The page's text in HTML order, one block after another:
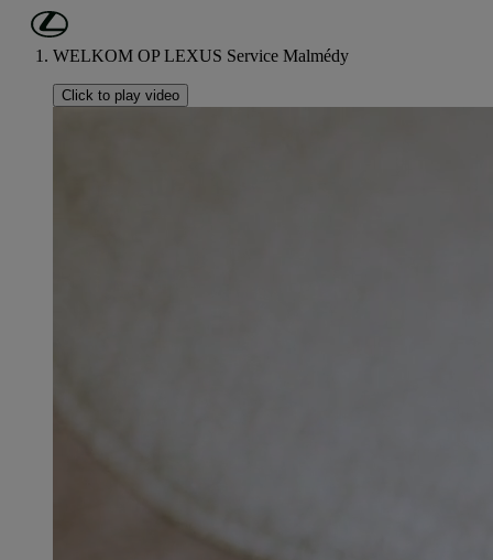
Ga naar de hoofdinhoud
WELKOM OP LEXUS Service Malmédy
Click to play video